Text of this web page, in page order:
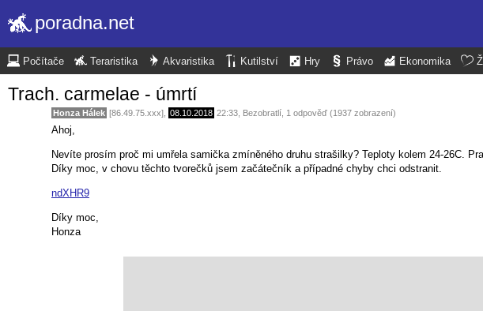
poradna.net
Počítače Teraristika Akvaristika Kutilství Hry Právo Ekonomika
Trach. carmelae - úmrtí
Honza Hálek [86.49.75.xxx], 08.10.2018 22:33 Bezobratlí , 1 odpověď (1937 zobrazení)
Ahoj,
Nevíte prosím proč mi umřela samička zmíněného druhu strašilky? Teploty kolem 24-26C.
Díky moc, v chovu těchto tvorečků jsem začátečník a případné chyby chci odstranit.
ndXHR9
Díky moc,
Honza